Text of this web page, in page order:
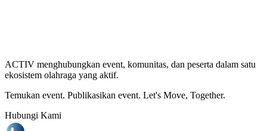
ACTIV menghubungkan event, komunitas, dan peserta dalam satu
ekosistem olahraga yang aktif.
Temukan event. Publikasikan event. Let's Move, Together.
Hubungi Kami